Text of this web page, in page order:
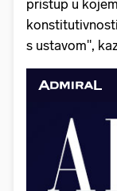
pristup u
s ustavom",